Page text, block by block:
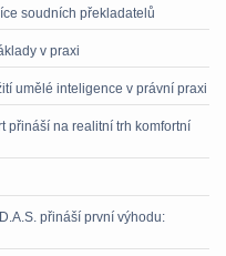
soudních překladatelů
v praxi
umělé inteligence v právní praxi
přináší na realitní trh komfortní
přináší první výhodu: